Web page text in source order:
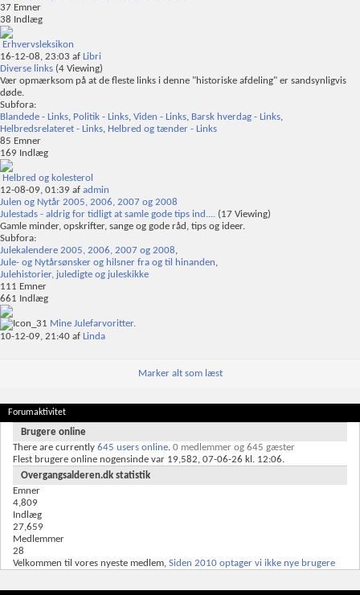
37 Emner
38 Indlæg
Erhvervsleksikon
16-12-08, 23:03 af Libri
Diverse links (4 Viewing)
Vær opmærksom på at de fleste links i denne "historiske afdeling" er sandsynligvis
døde.
Subfora:
Blandede - Links, Politik - Links, Viden - Links, Barsk hverdag - Links,
Helbredsrelateret - Links, Helbred og tænder - Links
85 Emner
169 Indlæg
Helbred og kolesterol
12-08-09, 01:39 af admin
Julen og Nytår 2005, 2006, 2007 og 2008
Julestads - aldrig for tidligt at samle gode tips ind.... (17 Viewing)
Gamle minder, opskrifter, sange og gode råd, tips og ideer.
Subfora:
Julekalendere 2005, 2006, 2007 og 2008,
Jule- og Nytårsønsker og hilsner fra og til hinanden,
Julehistorier, juledigte og juleskikke
111 Emner
661 Indlæg
Mine Julefarvoritter.
10-12-09, 21:40 af Linda
Marker alt som læst
Forumaktivitet
Brugere online
There are currently 645 users online. 0 medlemmer og 645 gæster
Flest brugere online nogensinde var 19,582, 07-06-26 kl. 12:06.
Overgangsalderen.dk statistik
Emner
4,809
Indlæg
27,659
Medlemmer
28
Velkommen til vores nyeste medlem, Siden 2010 optager vi ikke nye brugere